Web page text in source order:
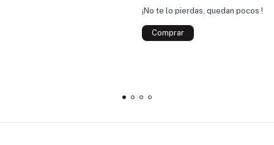
¡No te lo pierdas, quedan pocos !